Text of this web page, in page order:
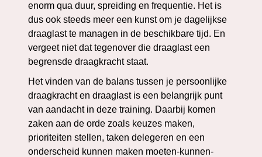
enorm qua duur, spreiding en frequentie. Het is
dus ook steeds meer een kunst om je dagelijkse
draaglast te managen in de beschikbare tijd. En
vergeet niet dat tegenover die draaglast een
begrensde draagkracht staat.
Het vinden van de balans tussen je persoonlijke
draagkracht en draaglast is een belangrijk punt
van aandacht in deze training. Daarbij komen
zaken aan de orde zoals keuzes maken,
prioriteiten stellen, taken delegeren en een
onderscheid kunnen maken moeten-kunnen-